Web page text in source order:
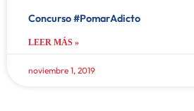
Concurso #PomarAdicto
LEER MÁS »
noviembre 1, 2019